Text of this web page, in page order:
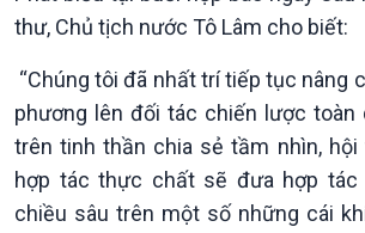
thư, Chủ tịch nước Tô Lâm cho biết:
“Chúng tôi đã nhất trí tiếp tục nâng
phương lên đối tác chiến lược toàn
trên tinh thần chia sẻ tầm nhìn,
hợp tác thực chất sẽ đưa hợp tác
chiều sâu trên một số những cái